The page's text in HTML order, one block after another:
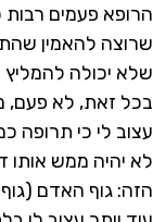
הרופא פעמים
שרוצה להאמין
שלא יכולה
בכל זאת, לא פעם,
עצוב לי כי תרופה
לא יהיה ממש אותו
הזה: גוף האדם